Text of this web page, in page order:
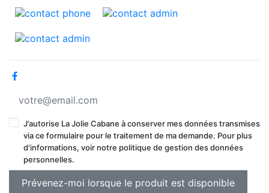
J’autorise La Jolie Cabane à conserver mes données transmises
via ce formulaire pour le traitement de ma demande. Pour plus
d'informations, voir notre politique de gestion des données
personnelles.